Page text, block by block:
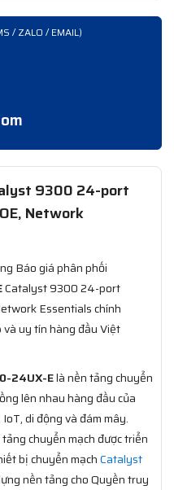
/ ZALO / EMAIL)
9300 24-port
Network
Báo giá phân phối
Catalyst 9300 24-port
Essentials chính
uy tín hàng đầu Việt
24UX-Elà nền tảng chuyển
lên nhau hàng đầu của
di động và đám mây.
chuyển mạch được triển
bị chuyển mạchCatalyst
nền tảng cho Quyền truy